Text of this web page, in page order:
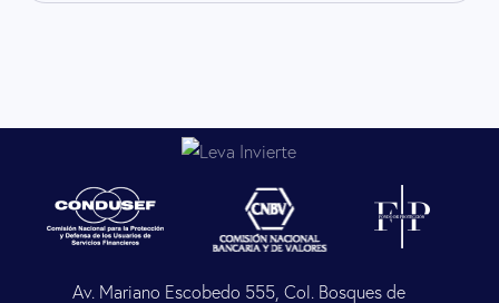
Av. Mariano Escobedo 555, Col. Bosques de